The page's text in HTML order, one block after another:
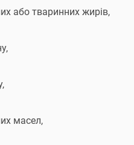
або тваринних жирів,
масел,